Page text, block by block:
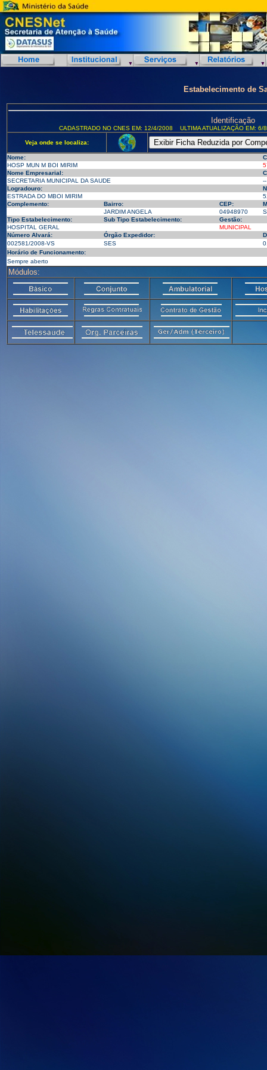
Estabelecimento de
Identificação
CADASTRADO NO CNES EM: 12/4/2008 ULTIMA ATUALIZAÇÃO EM:
Veja onde se localiza:
Nome:
HOSP MUN M BOI MIRIM
Nome Empresarial:
SECRETARIA MUNICIPAL DA SAUDE
--
Logradouro:
ESTRADA DO MBOI MIRIM
Complemento:
Bairro: CEP:
JARDIM ANGELA
04948970
Tipo Estabelecimento:
Sub Tipo Estabelecimento:
Gestão:
HOSPITAL GERAL
MUNICIPAL
Número Alvará:
Órgão Expedidor:
002581/2008-VS
SES
Horário de Funcionamento:
Sempre aberto
Módulos: